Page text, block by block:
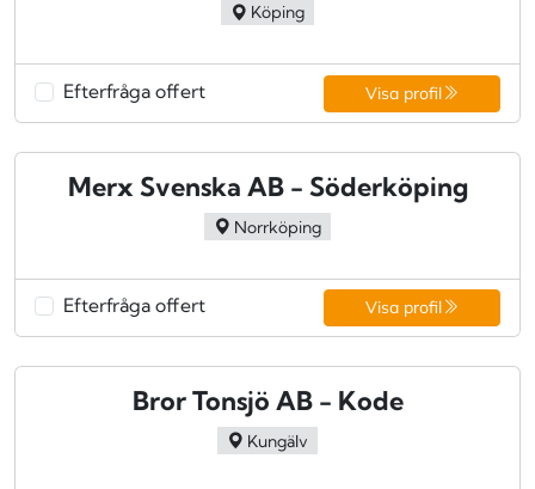
Köping
Efterfråga offert Visa profil
Merx Svenska AB - Söderköping
Norrköping
Efterfråga offert Visa profil
Bror Tonsjö AB - Kode
Kungälv